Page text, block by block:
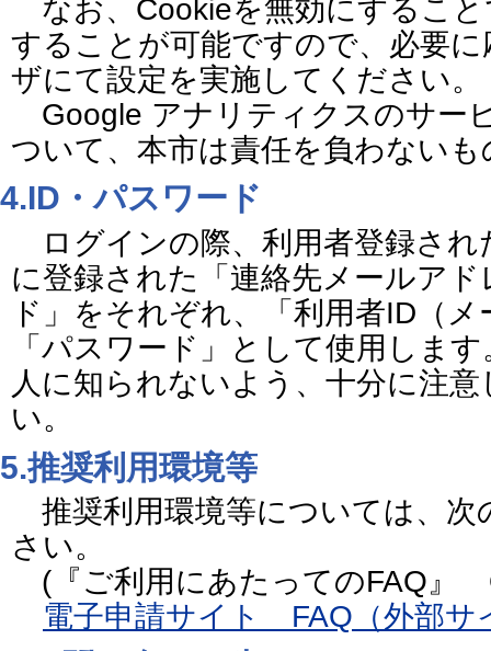
なお、Cookieを無効にするこ
することが可能ですので、必要
ザにて設定を実施してください。
Google アナリティクスのサー
ついて、本市は責任を負わない
4.ID・パスワード
ログインの際、利用者登録され
に登録された「連絡先メールア
ド」をそれぞれ、「利用者ID（
「パスワード」として使用しま
人に知られないよう、十分に注
い。
5.推奨利用環境等
推奨利用環境等については、次
さい。
(『ご利用にあたってのFAQ』
電子申請サイト FAQ（外部サ